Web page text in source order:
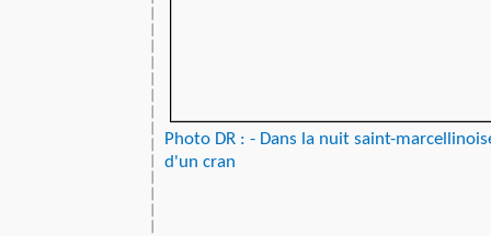
Photo DR : - Dans la nuit saint-
d'un cran